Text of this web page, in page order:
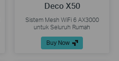
Deco X50
Sistem Mesh WiFi 6 AX3000
untuk Seluruh Rumah
Buy Now